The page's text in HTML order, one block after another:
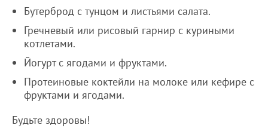
Бутерброд с тунцом и листьями салата.
Гречневый или рисовый гарнир с куриными
котлетами.
Йогурт с ягодами и фруктами.
Протеиновые коктейли на молоке или кефире с
фруктами и ягодами.
Будьте здоровы!